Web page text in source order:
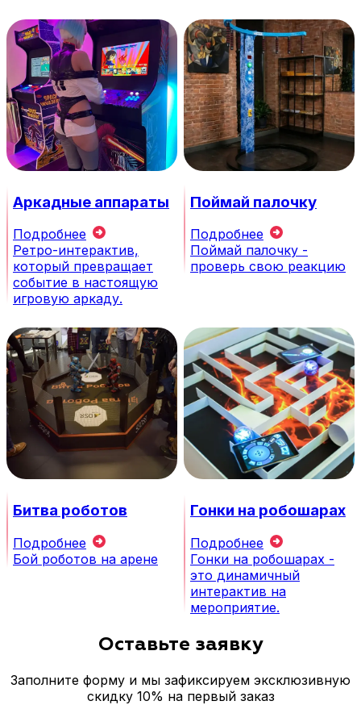
Аркадные аппараты
Подробнее
Ретро-интерактив,
который превращает
событие в настоящую
игровую аркаду.
Поймай палочку
Подробнее
Поймай палочку -
проверь свою реакцию
Битва роботов
Подробнее
Бой роботов на арене
Гонки на робошарах
Подробнее
Гонки на робошарах -
это динамичный
интерактив на
мероприятие.
Оставьте заявку
Заполните форму и мы зафиксируем эксклюзивную
скидку 10% на первый заказ